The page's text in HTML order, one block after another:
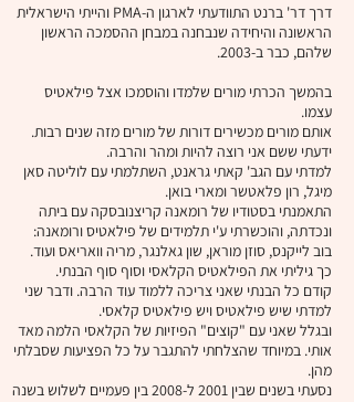
דרך דר' ברנט התוודעתי לארגון ה-PMA והייתי הישראלית
הראשונה והיחידה שנבחנה במבחן ההסמכה הראשון
שלהם, כבר ב-2003.
בהמשך הכרתי מורים שלמדו והוסמכו אצל פילאטיס
עצמו.
אותם מורים מכשירים דורות של מורים מזה שנים רבות.
ידעתי ששם אני רוצה להיות ומהר והרבה.
למדתי עם הגב' קאתי גראנט, השתלמתי עם לוליטה סאן
מיגל, רון פלאטשר ומארי בואן.
התאמנתי בסטודיו של רומאנה קריצנובסקה עם ביתה
ונכדתה, והוכשרתי ע'י תלמידים של פילאטיס ורומאנה:
בוב לייקנס, סוזן מוראן, שון גאלנגר, מריה וואריאס ועוד.
כך גיליתי את הפילאטיס הקלאסי וסוף סוף הבנתי.
קודם כל הבנתי שאני צריכה ללמוד עוד הרבה. ודבר שני
למדתי שיש פילאטיס ויש פילאטיס קלאסי.
ובגלל שאני עם "קוצים" הפיזיות של הקלאסי הלמה מאד
אותי. במיוחד שהצלחתי להתגבר על כל הפציעות שסבלתי
מהן.
נסעתי בשנים שבין 2001 ל-2008 בין פעמיים לשלוש בשנה